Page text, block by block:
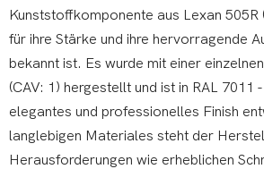
Kunststoffkomponente aus Lexan 505R
für ihre Stärke und ihre hervorragende
bekannt ist. Es wurde mit einer
(CAV: 1) hergestellt und ist in RAL 7011
elegantes und professionelles Finish
langlebigen Materiales steht der
Herausforderungen wie erheblichen